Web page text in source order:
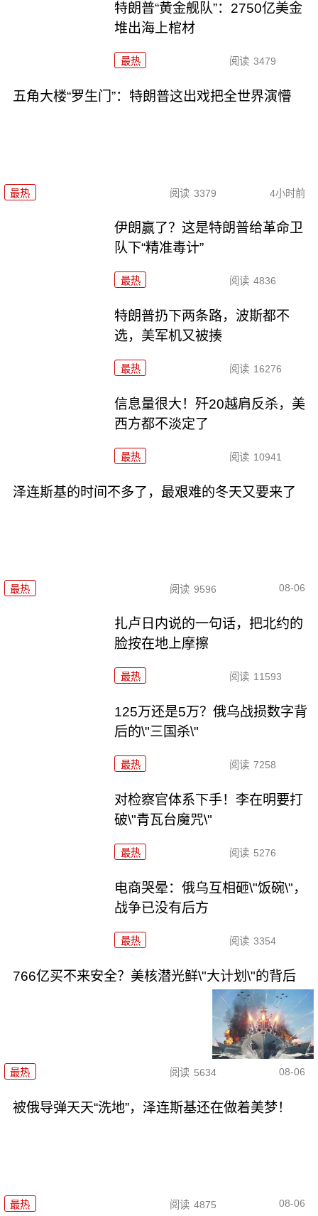
特朗普“黄金舰队”：2750亿美金
堆出海上棺材
最热 阅读 3479
五角大楼“罗生门”：特朗普这出戏把全世界演懵
最热 阅读 3379 4小时前
伊朗赢了？这是特朗普给革命卫
队下“精准毒计”
最热 阅读 4836
特朗普扔下两条路，波斯都不
选，美军机又被揍
最热 阅读 16276
信息量很大！歼20越肩反杀，美
西方都不淡定了
最热 阅读 10941
泽连斯基的时间不多了，最艰难的冬天又要来了
最热 阅读 9596 08-06
扎卢日内说的一句话，把北约的
脸按在地上摩擦
最热 阅读 11593
125万还是5万？俄乌战损数字背
后的\"三国杀\"
最热 阅读 7258
对检察官体系下手！李在明要打
破\"青瓦台魔咒\"
最热 阅读 5276
电商哭晕：俄乌互相砸\"饭碗\"，
战争已没有后方
最热 阅读 3354
766亿买不来安全？美核潜光鲜\"大计划\"的背后
最热 阅读 5634 08-06
被俄导弹天天“洗地”，泽连斯基还在做着美梦！
最热 阅读 4875 08-06